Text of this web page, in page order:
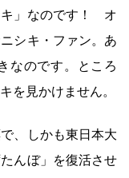
キ」なのです！ オ
シキ・ファン。あ
なのです。ところ
を見かけません。
、しかも東日本大
んぼ」を復活させ